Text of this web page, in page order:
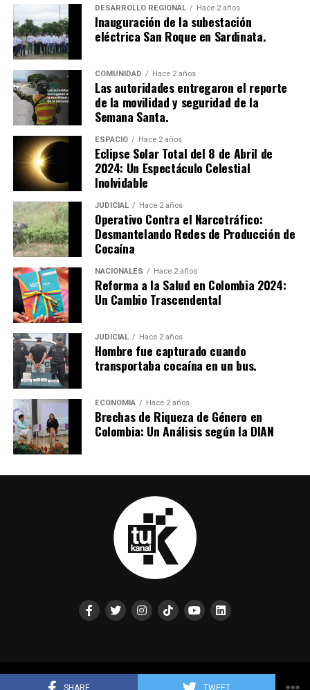
SHARE TWEET
En su etapa productiva, los soldados aplicaron lo
aprendido en proyectos significativos, como la
construcción de una cafetería en las instalaciones del
Cantón Militar San Jorge, en Cúcuta. Esta obra no solo
beneficia a los soldados y visitantes, sino que también
refleja su compromiso con el impacto social.
Víctor Rocha, instructor del Centro de Formación para
el Desarrollo Rural y Minero, destacó:
“Este programa técnico no solo forma a los soldados en
construcción, sino que también promueve justicia social
al mejorar la infraestructura y calidad de vida en las
comunidades.”
El impacto de este programa se extiende más allá del
cantón militar, incluyendo la intervención en una iglesia
del barrio Antonia Santos y el mantenimiento de sedes
del SENA en la región. Esta iniciativa ejemplifica cómo la
educación técnica puede transformar vidas y generar
desarrollo sostenible para Colombia.
DESARROLLO REGIONAL Hace 2 años
Inauguración de la subestación
eléctrica San Roque en Sardinata.
COMUNIDAD Hace 2 años
Las autoridades entregaron el reporte
de la movilidad y seguridad de la
Semana Santa.
ESPACIO Hace 2 años
Eclipse Solar Total del 8 de Abril de
2024: Un Espectáculo Celestial
Inolvidable
JUDICIAL Hace 2 años
Operativo Contra el Narcotráfico:
Desmantelando Redes de Producción de
Cocaína
NACIONALES Hace 2 años
Reforma a la Salud en Colombia 2024:
Un Cambio Trascendental
JUDICIAL Hace 2 años
Hombre fue capturado cuando
transportaba cocaína en un bus.
ECONOMIA Hace 2 años
Brechas de Riqueza de Género en
Colombia: Un Análisis según la DIAN
Desarrollado por Tu Kanal Televisión